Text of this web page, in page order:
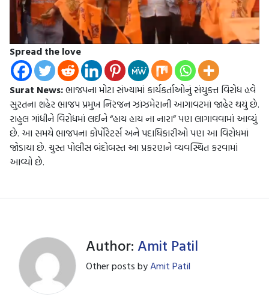
Spread the love
Surat News:ભાજપના મોટા સંખ્યામાં કાર્યકર્તાઓનું સંયુક્ત વિરોધ હવે
સુરતના શહેર ભાજપ પ્રમુખ નિરંજન ઝાંઝમેરાની આગાવટમાં જાહેર થયું છે.
રાહુલ ગાંધીને વિરોધમાં લઈને “હાય હાય ના નારા” પણ લાગાવવામાં આવ્યું
છે. આ સમયે ભાજપના કોર્પોરેટર્સ અને પદાધિકારીઓ પણ આ વિરોધમાં
જોડાયા છે. ચુસ્ત પોલીસ બંદોબસ્ત આ પ્રકરણને વ્યવસ્થિત કરવામાં
આવ્યો છે.
Author: Amit Patil
Other posts byAmit Patil